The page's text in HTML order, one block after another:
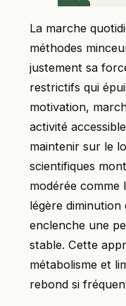
La marche
méthodes
justement sa
restrictifs qui
motivation,
activité
maintenir sur le
scientifiques
modérée comme
légère
enclenche une
stable. Cette
métabolisme et
rebond si